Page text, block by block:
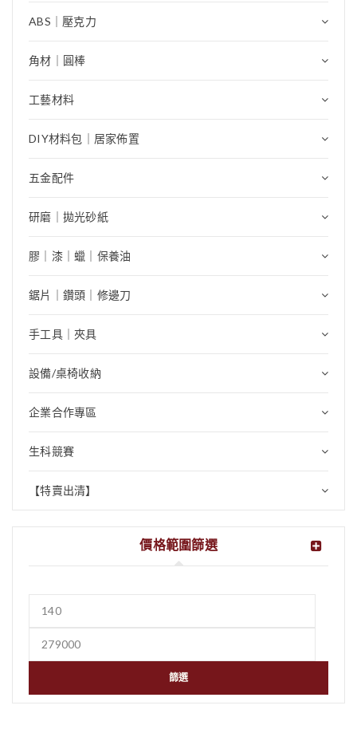
ABS｜壓克力
角材｜圓棒
工藝材料
DIY材料包｜居家佈置
五金配件
研磨｜拋光砂紙
膠｜漆｜蠟｜保養油
鋸片｜鑽頭｜修邊刀
手工具｜夾具
設備/桌椅收納
企業合作專區
生科競賽
【特賣出清】
價格範圍篩選
篩選